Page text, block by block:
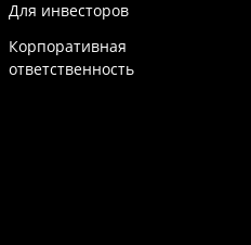
Для инвесторов
Корпоративная
ответственность